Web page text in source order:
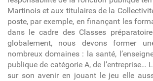
Martinois et aux titulaires de la
poste, par exemple, en finançant les
dans le cadre des Classes
globalement, nous devons former
nombreux domaines : la santé,
publique de catégorie A, de l’entreprise…
sur son avenir en jouant le jeu elle